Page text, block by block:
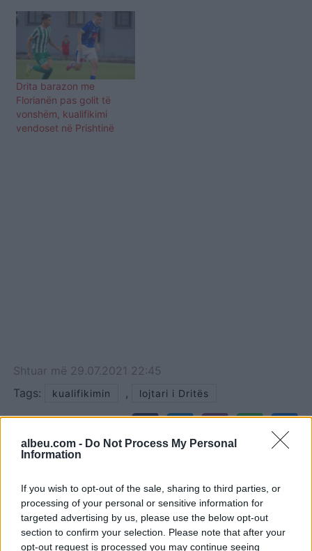
albeu.com - Do Not Process My Personal
Information
If you wish to opt-out of the sale, sharing to third parties, or
processing of your personal or sensitive information for
targeted advertising by us, please use the below opt-out
section to confirm your selection. Please note that after your
opt-out request is processed you may continue seeing
Drita barazon me
Florianën pas golit të
vonshëm, kualifikimi
vendoset në Prishtinë
Shtuar më 29.07.2021 22:45
Tags:
kualifikimin , lojtari i Dritës